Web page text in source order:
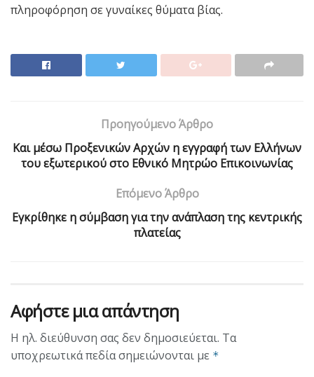
πληροφόρηση σε γυναίκες θύματα βίας.
Προηγούμενο Άρθρο
Και μέσω Προξενικών Αρχών η εγγραφή των Ελλήνων
του εξωτερικού στο Εθνικό Μητρώο Επικοινωνίας
Επόμενο Άρθρο
Εγκρίθηκε η σύμβαση για την ανάπλαση της κεντρικής
πλατείας
Αφήστε μια απάντηση
Η ηλ. διεύθυνση σας δεν δημοσιεύεται. Τα
υποχρεωτικά πεδία σημειώνονται με *